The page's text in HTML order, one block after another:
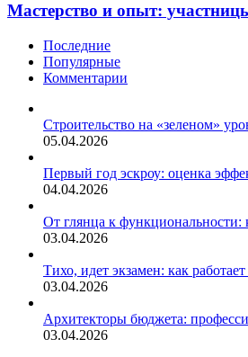
Мастерство и опыт:
Последние
Популярные
Комментарии
Строительство на «зеленом»
05.04.2026
Первый год эскроу: оценка
04.04.2026
От глянца к функциональности:
03.04.2026
Тихо, идет экзамен: как
03.04.2026
Архитекторы бюджета:
03.04.2026